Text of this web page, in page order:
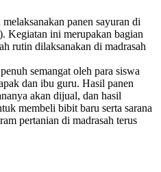
panen sayuran di
Kegiatan ini merupakan bagian
rutin dilaksanakan di madrasah
semangat oleh para siswa
dan ibu guru. Hasil panen
akan dijual, dan hasil
membeli bibit baru serta sarana
pertanian di madrasah terus